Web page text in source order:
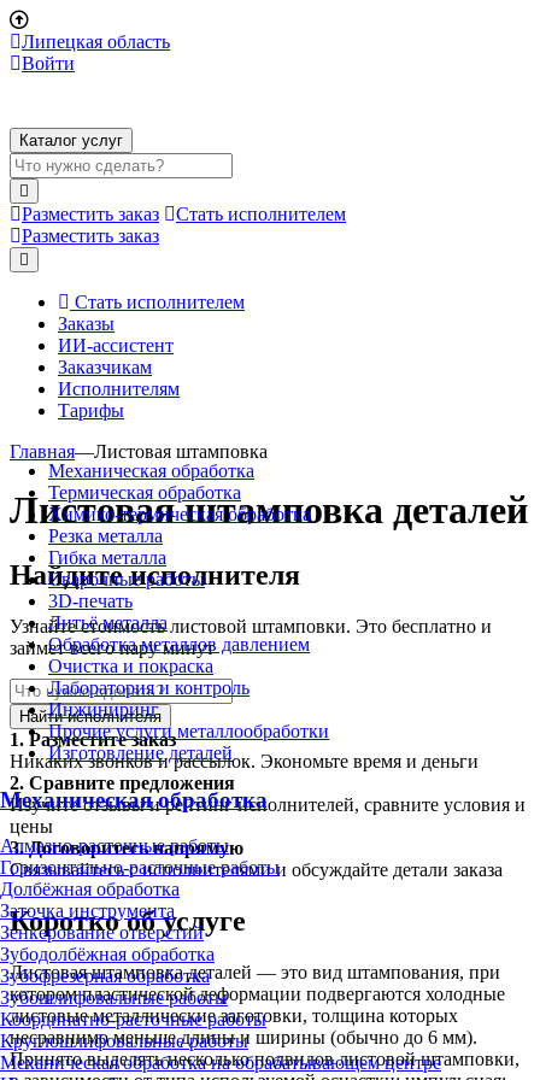
Липецкая область
Войти
Каталог услуг
Разместить заказ
Стать исполнителем
Разместить заказ
Стать исполнителем
Заказы
ИИ-ассистент
Заказчикам
Исполнителям
Тарифы
Механическая обработка
Термическая обработка
Химико-термическая обработка
Резка металла
Гибка металла
Сварочные работы
3D-печать
Литьё металла
Обработка металлов давлением
Очистка и покраска
Лаборатория и контроль
Инжиниринг
Прочие услуги металлообработки
Изготовление деталей
Механическая обработка
Алмазно-расточные работы
Горизонтально-расточные работы
Долбёжная обработка
Заточка инструмента
Зенкерование отверстий
Зубодолбёжная обработка
Зубофрезерная обработка
Зубошлифовальные работы
Координатно-расточные работы
Круглошлифовальные работы
Механическая обработка на обрабатывающем центре
Главная—Листовая штамповка
Листовая штамповка деталей
Найдите исполнителя
Узнайте стоимость листовой штамповки. Это бесплатно и
займет всего пару минут
Найти исполнителя
1. Разместите заказ
Никаких звонков и рассылок. Экономьте время и деньги
2. Сравните предложения
Изучите отзывы и рейтинг исполнителей, сравните условия и
цены
3.Договоритесь напрямую
Связывайтесь с исполнителями и обсуждайте детали заказа
Коротко об услуге
Листовая штамповка деталей — это вид штампования, при
котором пластической деформации подвергаются холодные
листовые металлические заготовки, толщина которых
несравнимо меньше длины и ширины (обычно до 6 мм).
Принято выделять несколько подвидов листовой штамповки,